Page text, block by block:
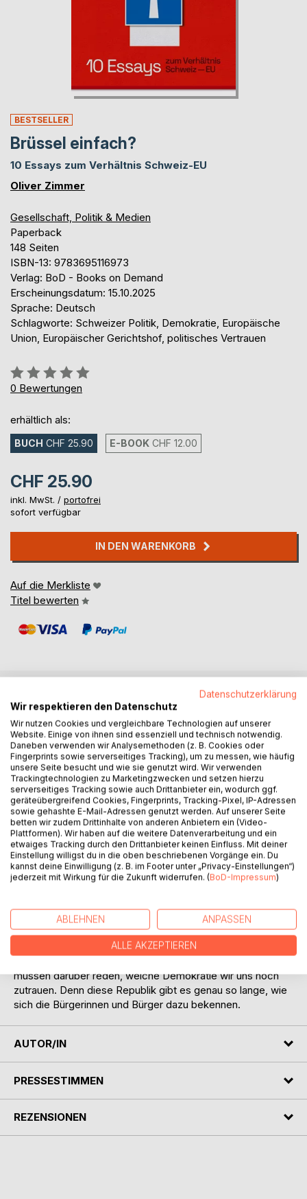
BESTSELLER
Brüssel einfach?
10 Essays zum Verhältnis Schweiz-EU
Oliver Zimmer
Gesellschaft, Politik & Medien
Paperback
148 Seiten
ISBN-13: 9783695116973
Verlag: BoD - Books on Demand
Erscheinungsdatum: 15.10.2025
Sprache: Deutsch
Schlagworte: Schweizer Politik, Demokratie, Europäische
Union, Europäischer Gerichtshof, politisches Vertrauen
Bewertung::
0%
0 Bewertungen
erhältlich als:
BUCH CHF 25.90 E-BOOK CHF 12.00
CHF 25.90
inkl. MwSt. / portofrei
sofort verfügbar
IN DEN WARENKORB
Auf die Merkliste
Titel bewerten
BESCHREIBUNG
Der zentrale Befund dieses Buches lautet: Wer das
Vertragspaket Schweiz-Europäische Union im Hinblick auf
seine Folgen für die staatspolitische Praxis beurteilt, wird
darin einen Systemwechsel erkennen müssen. Sollte das
Abkommen umgesetzt werden, so wird es die politische
DNA der Schweiz grundlegend verändern. Es würde ein
"Point of no Return" geschaffen: eine Pfadabhängigkeit,
die das Land bereits mittelfristig in die EU führen würde.
Bei diesem institutionellen Abkommen mit der EU geht es
Parlament, Regierung und Institutionen. Ohne dieses
Vertrauen, das die Schweiz bisher ausgezeichnet hat, ist
auch der Wohlstand gefährdet. Es geht um die Zukunft des
müssen darüber reden, welche Demokratie wir uns noch
zutrauen. Denn diese Republik gibt es genau so lange, wie
sich die Bürgerinnen und Bürger dazu bekennen.
AUTOR/IN
PRESSESTIMMEN
REZENSIONEN
Datenschutzerklärung
Wir respektieren den Datenschutz
Wir nutzen Cookies und vergleichbare Technologien auf unserer
Website. Einige von ihnen sind essenziell und technisch notwendig.
Daneben verwenden wir Analysemethoden (z. B. Cookies oder
Fingerprints sowie serverseitiges Tracking), um zu messen, wie häufig
unsere Seite besucht und wie sie genutzt wird. Wir verwenden
Trackingtechnologien zu Marketingzwecken und setzen hierzu
serverseitiges Tracking sowie auch Drittanbieter ein, wodurch ggf.
geräteübergreifend Cookies, Fingerprints, Tracking-Pixel, IP-Adressen
sowie gehashte E-Mail-Adressen genutzt werden. Auf unserer Seite
betten wir zudem Drittinhalte von anderen Anbietern ein (Video-
Plattformen). Wir haben auf die weitere Datenverarbeitung und ein
etwaiges Tracking durch den Drittanbieter keinen Einfluss. Mit deiner
Einstellung willigst du in die oben beschriebenen Vorgänge ein. Du
kannst deine Einwilligung (z. B. im Footer unter „Privacy-Einstellungen“)
jederzeit mit Wirkung für die Zukunft widerrufen. (BoD-Impressum)
ABLEHNEN ANPASSEN
ALLE AKZEPTIEREN